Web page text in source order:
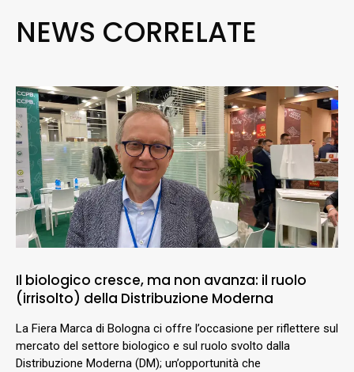
NEWS CORRELATE
Il biologico cresce, ma non avanza: il ruolo
(irrisolto) della Distribuzione Moderna
La Fiera Marca di Bologna ci offre l’occasione per riflettere sul
mercato del settore biologico e sul ruolo svolto dalla
Distribuzione Moderna (DM); un’opportunità che